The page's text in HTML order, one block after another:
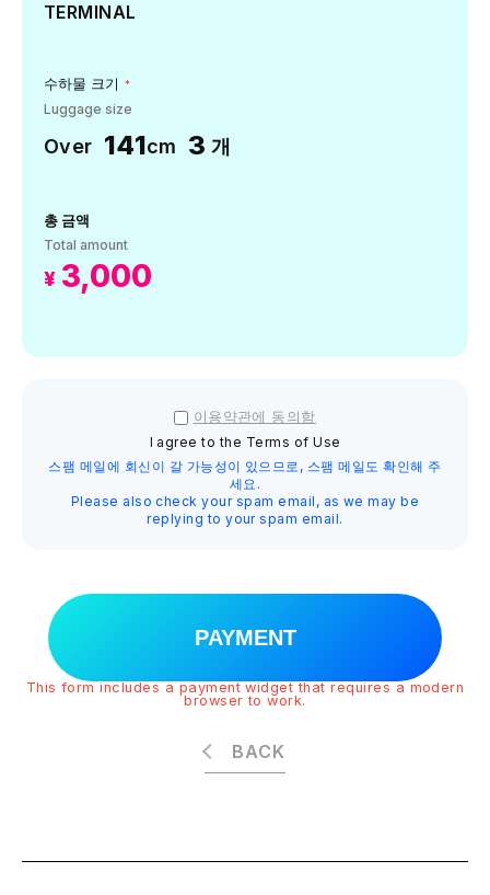
TERMINAL
수하물 크기 *
Luggage size
Over 141cm 3 개
총 금액
Total amount
¥ 3,000
이용약관에 동의함
I agree to the Terms of Use
스팸 메일에 회신이 갈 가능성이 있으므로, 스팸 메일도 확인해 주
세요.
Please also check your spam email, as we may be
replying to your spam email.
PAYMENT
This form includes a payment widget that requires a modern
browser to work.
BACK